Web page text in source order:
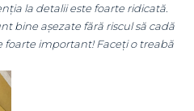
cerceii!!!